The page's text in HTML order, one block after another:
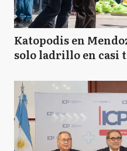
Katopodis en
solo ladrillo en casi